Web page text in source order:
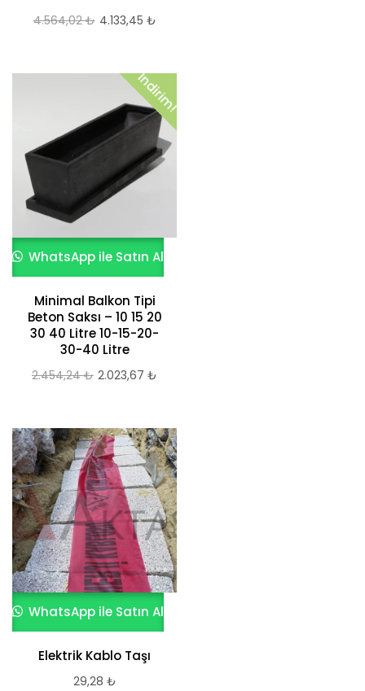
4.564,02₺ Orijinal
4.133,45 ₺
4.133,45 ₺.
İndirim!
WhatsApp ile Satın Al
Minimal Balkon Tipi
Beton Saksı – 10 15 20
30 40 Litre 10-15-20-
30-40 Litre
2.454,24₺ Orijinal
2.023,67 ₺
2.023,67 ₺.
WhatsApp ile Satın Al
Elektrik Kablo Taşı
29,28 ₺